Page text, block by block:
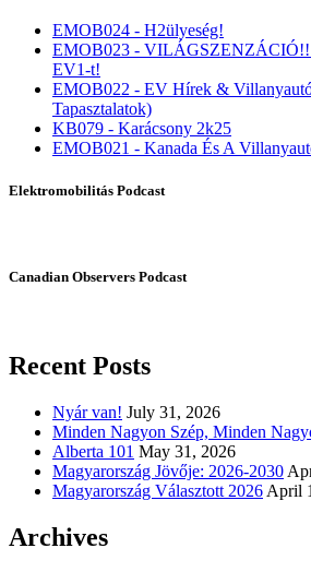
EMOB024 - H2ülyeség!
EMOB023 - VILÁGSZENZÁCIÓ!!
EV1-t!
EMOB022 - EV Hírek &
Tapasztalatok)
KB079 - Karácsony 2k25
EMOB021 - Kanada És A
Elektromobilitás Podcast
Canadian Observers Podcast
Recent Posts
Nyár van! July 31, 2026
Minden Nagyon Szép, Minden
Alberta 101 May 31, 2026
Magyarország Jövője: 2026-2030
Magyarország Választott 2026 April
Archives